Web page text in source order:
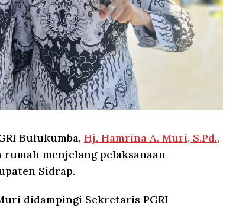
Bulukumba, Hj. Hamrina A. Muri, S.Pd.,
menjelang pelaksanaan
Sidrap.
didampingi Sekretaris PGRI